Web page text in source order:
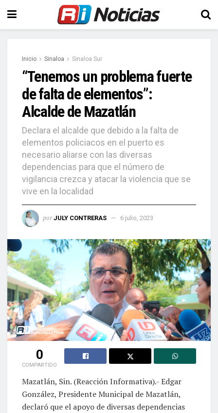
Inicio Sinaloa Sinaloa Sur
“Tenemos un problema fuerte
de falta de elementos”:
Alcalde de Mazatlán
Declara el alcalde que debido a la falta de
elementos policiacos en el puerto es
necesario aliarse con las diversas
dependencias para que el número de
vigilancia crezca y atacar la violencia que se
vive en la localidad
por JULY CONTRERAS 6 julio, 2023
0
COMPARTIDO
Mazatlán, Sin. (Reacción Informativa).- Edgar
González, Presidente Municipal de Mazatlán,
declaró que el apoyo de diversas dependencias